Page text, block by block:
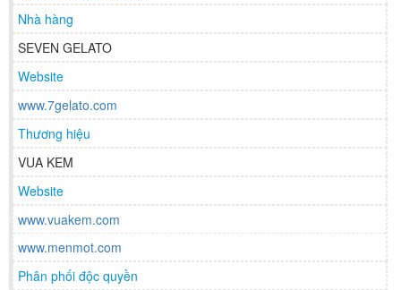
Nhà hàng
SEVEN GELATO
Website
www.7gelato.com
Thương hiệu
VUA KEM
Website
www.vuakem.com
www.menmot.com
Phân phối độc quyền